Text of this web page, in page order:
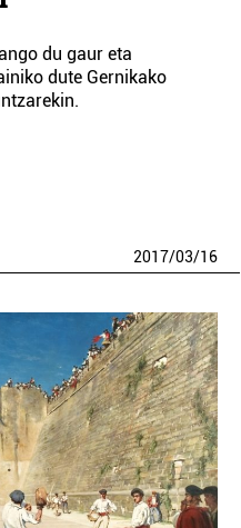
du gaur eta
dute Gernikako
2017/03/16